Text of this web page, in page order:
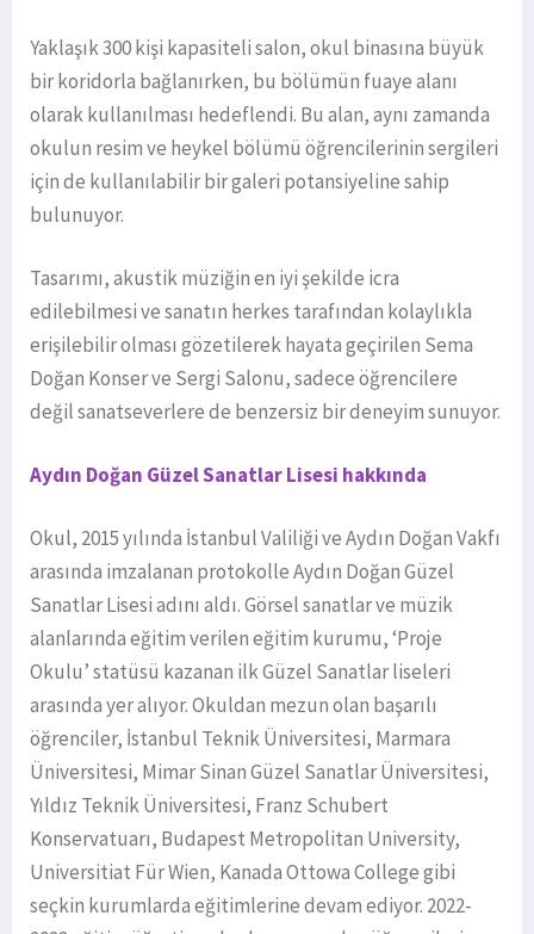
Yaklaşık 300 kişi kapasiteli salon, okul binasına büyük
bir koridorla bağlanırken, bu bölümün fuaye alanı
olarak kullanılması hedeflendi. Bu alan, aynı zamanda
okulun resim ve heykel bölümü öğrencilerinin sergileri
için de kullanılabilir bir galeri potansiyeline sahip
bulunuyor.
Tasarımı, akustik müziğin en iyi şekilde icra
edilebilmesi ve sanatın herkes tarafından kolaylıkla
erişilebilir olması gözetilerek hayata geçirilen Sema
Doğan Konser ve Sergi Salonu, sadece öğrencilere
değil sanatseverlere de benzersiz bir deneyim sunuyor.
Aydın Doğan Güzel Sanatlar Lisesi hakkında
Okul, 2015 yılında İstanbul Valiliği ve Aydın Doğan Vakfı
arasında imzalanan protokolle Aydın Doğan Güzel
Sanatlar Lisesi adını aldı. Görsel sanatlar ve müzik
alanlarında eğitim verilen eğitim kurumu, ‘Proje
Okulu’ statüsü kazanan ilk Güzel Sanatlar liseleri
arasında yer alıyor. Okuldan mezun olan başarılı
öğrenciler, İstanbul Teknik Üniversitesi, Marmara
Üniversitesi, Mimar Sinan Güzel Sanatlar Üniversitesi,
Yıldız Teknik Üniversitesi, Franz Schubert
Konservatuarı, Budapest Metropolitan University,
Universitiat Für Wien, Kanada Ottowa College gibi
seçkin kurumlarda eğitimlerine devam ediyor. 2022-